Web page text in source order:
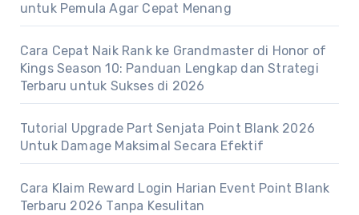
untuk Pemula Agar Cepat Menang
Cara Cepat Naik Rank ke Grandmaster di Honor of
Kings Season 10: Panduan Lengkap dan Strategi
Terbaru untuk Sukses di 2026
Tutorial Upgrade Part Senjata Point Blank 2026
Untuk Damage Maksimal Secara Efektif
Cara Klaim Reward Login Harian Event Point Blank
Terbaru 2026 Tanpa Kesulitan